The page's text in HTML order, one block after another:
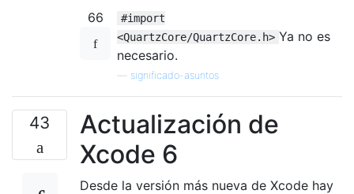
66
#import
<QuartzCore/QuartzCore.h> Ya no es
necesario.
significado-asuntos
43
Actualización de
Xcode 6
Desde la versión más nueva de Xcode hay